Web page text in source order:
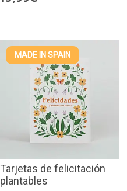
MADE IN SPAIN
Tarjetas de felicitación
plantables